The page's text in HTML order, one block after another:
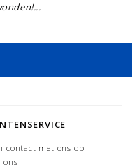
contact met ons op
ons